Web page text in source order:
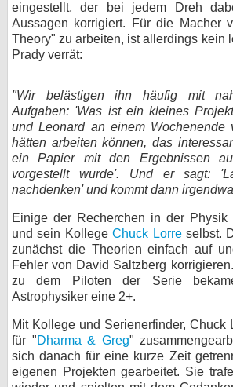
eingestellt, der bei jedem Dreh
Aussagen korrigiert. Für die Macher
Theory" zu arbeiten, ist allerdings kein
Prady verrät:
"Wir belästigen ihn häufig mit
Aufgaben: 'Was ist ein kleines
und Leonard an einem Wochenende
hätten arbeiten können, das
ein Papier mit den Ergebnissen
vorgestellt wurde'. Und er sagt:
nachdenken' und kommt dann
Einige der Recherchen in der
und sein KollegeChuck Lorreselbst.
zunächst die Theorien einfach auf
Fehler von David Saltzberg
zu dem Piloten der Serie
Astrophysiker eine 2+.
Mit Kollege und Serienerfinder, Chuck
für "Dharma & Greg"
sich danach für eine kurze Zeit
eigenen Projekten gearbeitet. Sie